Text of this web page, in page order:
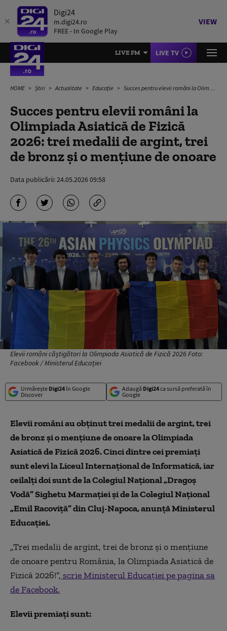
Digi24
m.digi24.ro
FREE - In Google Play
VIEW
LIVE FM LIVE TV
HOME Știri Actualitate Educație Succes pentru elevii români la Olimpiada Asiatică de Fizică 2026: trei medalii de argint, trei de bronz şi o menţiune de onoare
Succes pentru elevii români la
Olimpiada Asiatică de Fizică
2026: trei medalii de argint, trei
de bronz şi o menţiune de onoare
Data publicării:24.05.2026 09:58
Elevii români căștigători la Olimpiada Asiatică de Fizică 2026 Foto:
Facebook / Ministerul Educației
Urmărește Digi24în Google
Discover
Adaugă Digi24ca sursă preferată în
Google
Elevii români au obţinut trei medalii de argint, trei
de bronz şi o menţiune de onoare la Olimpiada
Asiatică de Fizică 2026. Cinci dintre cei premiaţi
sunt elevi la Liceul Internaţional de Informatică, iar
ceilalţi doi sunt de la Colegiul Naţional „Dragoş
Vodă” Sighetu Marmaţiei şi de la Colegiul Naţional
„Emil Racoviţă” din Cluj-Napoca, anunță Ministerul
Educației.
„Trei medalii de argint, trei de bronz şi o menţiune
de onoare pentru România, la Olimpiada Asiatică de
Fizică 2026!”, scrie Ministerul Educaţiei pe pagina sa
de Facebook.
Elevii premiaţi sunt: